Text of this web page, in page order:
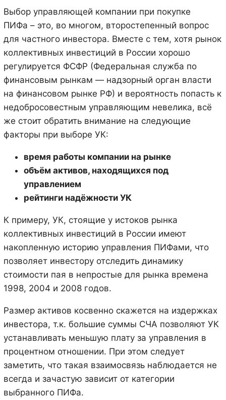
Выбор управляющей компании при покупке
ПИФа – это, во многом, второстепенный вопрос
для частного инвестора. Вместе с тем, хотя рынок
коллективных инвестиций в России хорошо
регулируется ФСФР (Федеральная служба по
финансовым рынкам — надзорный орган власти
на финансовом рынке РФ) и вероятность попасть к
недобросовестным управляющим невелика, всё
же стоит обратить внимание на следующие
факторы при выборе УК:
время работы компании на рынке
объём активов, находящихся под
управлением
рейтинги надёжности УК
К примеру, УК, стоящие у истоков рынка
коллективных инвестиций в России имеют
накопленную историю управления ПИФами, что
позволяет инвестору отследить динамику
стоимости пая в непростые для рынка времена
1998, 2004 и 2008 годов.
Размер активов косвенно скажется на издержках
инвестора, т.к. большие суммы СЧА позволяют УК
устанавливать меньшую плату за управления в
процентном отношении. При этом следует
заметить, что такая взаимосвязь наблюдается не
всегда и зачастую зависит от категории
выбранного ПИФа.